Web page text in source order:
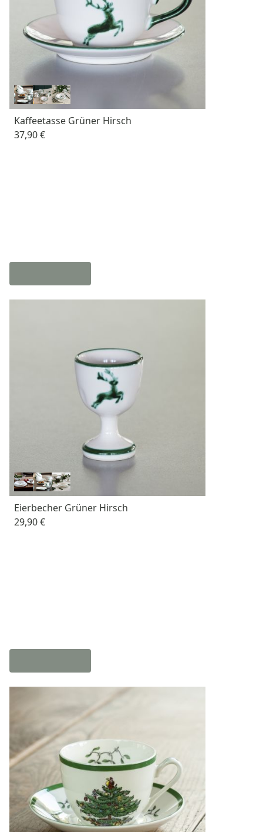
Kaffeetasse Grüner Hirsch
37,90 €
Eierbecher Grüner Hirsch
29,90 €